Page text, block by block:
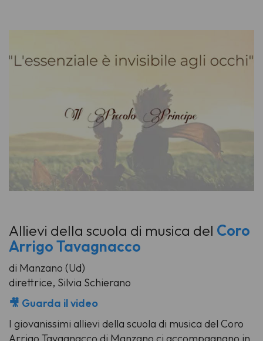
Allievi della scuola di musica del Coro
Arrigo Tavagnacco
di Manzano (Ud)
direttrice, Silvia Schierano
🎥 Guarda il video
I giovanissimi allievi della scuola di musica del Coro